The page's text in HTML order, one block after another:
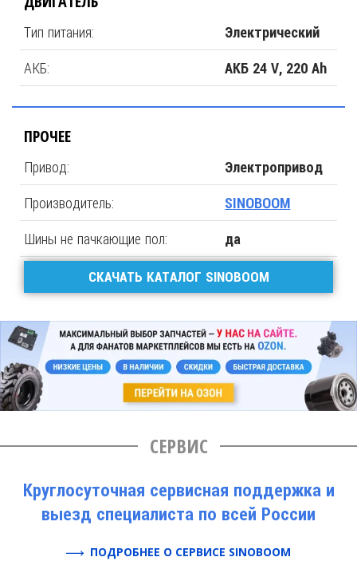
Тип питания: Электрический
АКБ: АКБ 24 V, 220 Ah
ПРОЧЕЕ
Привод: Электропривод
Производитель: SINOBOOM
Шины не пачкающие пол: да
СКАЧАТЬ КАТАЛОГ SINOBOOM
СЕРВИС
Круглосуточная сервисная поддержка и
выезд специалиста по всей России
ПОДРОБНЕЕ О СЕРВИСЕ SINOBOOM